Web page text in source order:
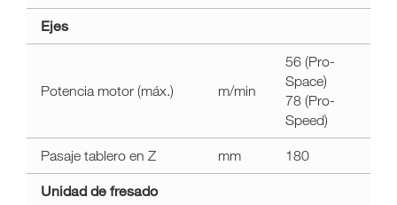
Ejes
Potencia motor (máx.) m/min
56 (Pro-
Space)
78 (Pro-
Speed)
Pasaje tablero en Z mm 180
Unidad de fresado